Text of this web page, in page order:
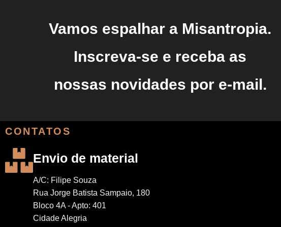
Vamos espalhar a Misantropia.
Inscreva-se e receba as
nossas novidades por e-mail.
CONTATOS
Envio de material
A/C: Filipe Souza
Rua Jorge Batista Sampaio, 180
Bloco 4A - Apto: 401
Cidade Alegria